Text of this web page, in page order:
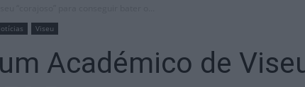
Viseu
Académico de